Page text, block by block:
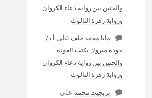
والحنين بين رواية دعاء الكروان
ورواية زهرة الثالوث
مايا محمد خلف على أ.د/
جودة مبروك يكتب:العودة
والحنين بين رواية دعاء الكروان
ورواية زهرة الثالوث
بريجيت محمدعلى